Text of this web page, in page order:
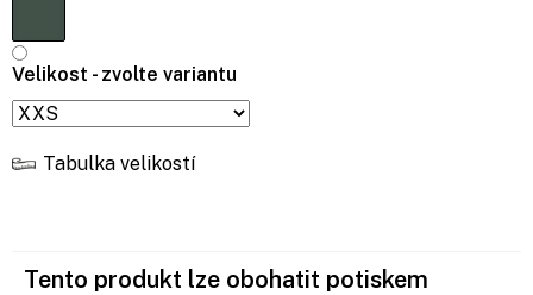
Velikost - zvolte variantu
Tabulka velikostí
Tento produkt lze obohatit potiskem